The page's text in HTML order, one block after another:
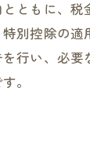
ともに、税
別控除の適
行い、必要
。